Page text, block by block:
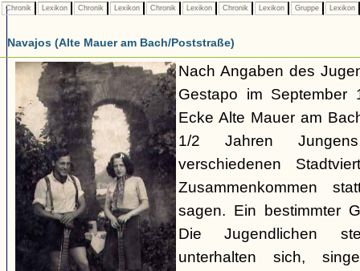
Chronik Lexikon Chronik Lexikon Chronik Lexikon Chronik Lexikon Gruppe Lexikon
Navajos (Alte Mauer am Bach/Poststraße)
Nach Angaben des
Gestapo im
Ecke Alte Mauer am
1/2 Jahren
verschiedenen
Zusammenkommen
sagen. Ein bestimmter
Die Jugendlichen
unterhalten sich,